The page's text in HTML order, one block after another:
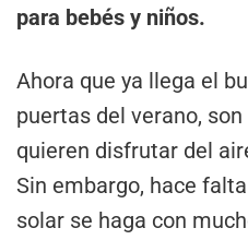
para bebés y niños.
Ahora que ya llega el
puertas del verano,
quieren disfrutar del
Sin embargo, hace
solar se haga con